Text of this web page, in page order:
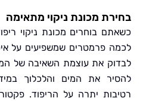
מכונת ניקוי מתאימה
בוחרים מכונת ניקוי ריפודים
פרמטרים שמשפיעים על איכות
את עוצמת השאיבה של המכונה
את המים והלכלוך במידה
יתרה על הריפוד. פקטור נוסף